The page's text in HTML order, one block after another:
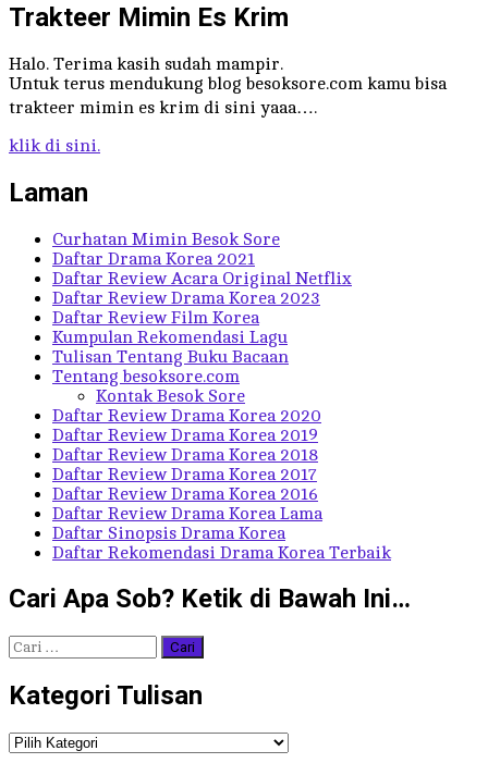
Trakteer Mimin Es Krim
Halo. Terima kasih sudah mampir.
Untuk terus mendukung blog besoksore.com kamu bisa
trakteer mimin es krim di sini yaaa….
klik di sini.
Laman
Curhatan Mimin Besok Sore
Daftar Drama Korea 2021
Daftar Review Acara Original Netflix
Daftar Review Drama Korea 2023
Daftar Review Film Korea
Kumpulan Rekomendasi Lagu
Tulisan Tentang Buku Bacaan
Tentang besoksore.com
Kontak Besok Sore
Daftar Review Drama Korea 2020
Daftar Review Drama Korea 2019
Daftar Review Drama Korea 2018
Daftar Review Drama Korea 2017
Daftar Review Drama Korea 2016
Daftar Review Drama Korea Lama
Daftar Sinopsis Drama Korea
Daftar Rekomendasi Drama Korea Terbaik
Cari Apa Sob? Ketik di Bawah Ini…
Cari
Kategori Tulisan
Kategori